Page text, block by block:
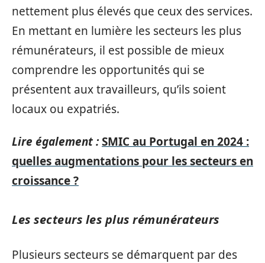
nettement plus élevés que ceux des services.
En mettant en lumière les secteurs les plus
rémunérateurs, il est possible de mieux
comprendre les opportunités qui se
présentent aux travailleurs, qu’ils soient
locaux ou expatriés.
Lire également :SMIC au Portugal en 2024 :
quelles augmentations pour les secteurs en
croissance ?
Les secteurs les plus rémunérateurs
Plusieurs secteurs se démarquent par des